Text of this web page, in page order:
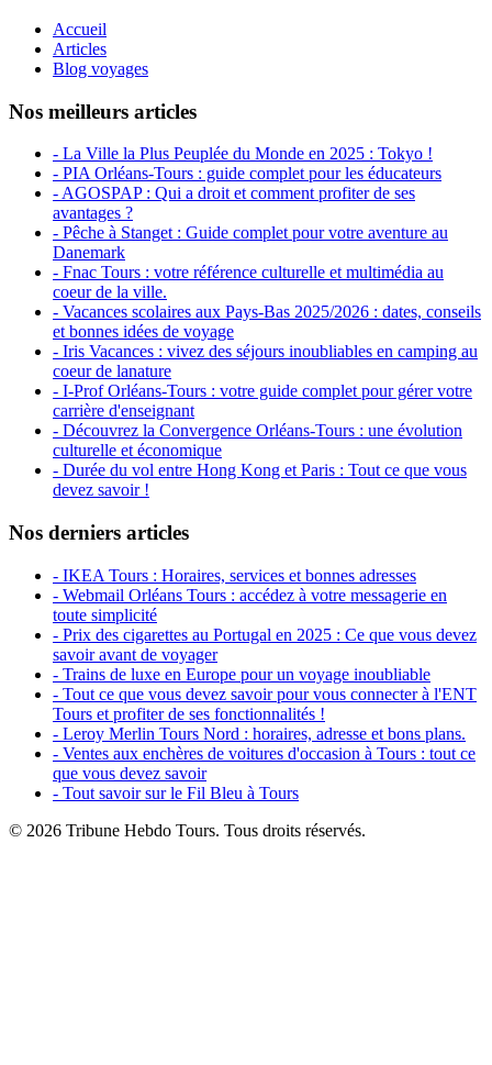
Accueil
Articles
Blog voyages
Nos meilleurs articles
- La Ville la Plus Peuplée du Monde en 2025 : Tokyo !
- PIA Orléans-Tours : guide complet pour les éducateurs
- AGOSPAP : Qui a droit et comment profiter de ses
avantages ?
- Pêche à Stanget : Guide complet pour votre aventure au
Danemark
- Fnac Tours : votre référence culturelle et multimédia au
coeur de la ville.
- Vacances scolaires aux Pays-Bas 2025/2026 : dates, conseils
et bonnes idées de voyage
- Iris Vacances : vivez des séjours inoubliables en camping au
coeur de lanature
- I-Prof Orléans-Tours : votre guide complet pour gérer votre
carrière d'enseignant
- Découvrez la Convergence Orléans-Tours : une évolution
culturelle et économique
- Durée du vol entre Hong Kong et Paris : Tout ce que vous
devez savoir !
Nos derniers articles
- IKEA Tours : Horaires, services et bonnes adresses
- Webmail Orléans Tours : accédez à votre messagerie en
toute simplicité
- Prix des cigarettes au Portugal en 2025 : Ce que vous devez
savoir avant de voyager
- Trains de luxe en Europe pour un voyage inoubliable
- Tout ce que vous devez savoir pour vous connecter à l'ENT
Tours et profiter de ses fonctionnalités !
- Leroy Merlin Tours Nord : horaires, adresse et bons plans.
- Ventes aux enchères de voitures d'occasion à Tours : tout ce
que vous devez savoir
- Tout savoir sur le Fil Bleu à Tours
© 2026 Tribune Hebdo Tours. Tous droits réservés.